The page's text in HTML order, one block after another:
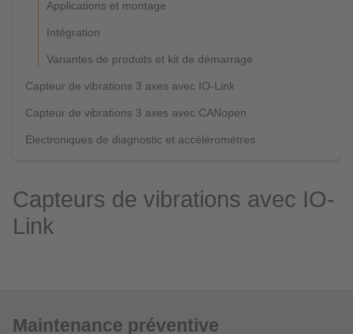
Applications et montage
Intégration
Variantes de produits et kit de démarrage
Capteur de vibrations 3 axes avec IO-Link
Capteur de vibrations 3 axes avec CANopen
Electroniques de diagnostic et accéléromètres
Capteurs de vibrations avec IO-
Link
Maintenance préventive